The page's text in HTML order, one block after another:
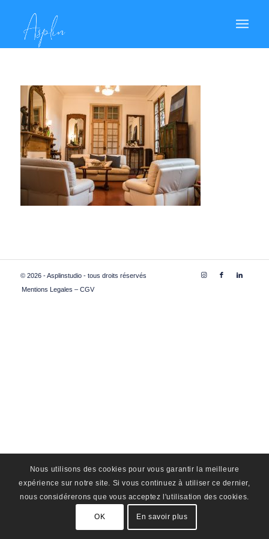
© 2026 - Asplinstudio - tous droits réservés
Mentions Legales – CGV
Nous utilisons des cookies pour vous garantir la meilleure
expérience sur notre site. Si vous continuez à utiliser ce dernier,
nous considérerons que vous acceptez l'utilisation des cookies.
OK En savoir plus